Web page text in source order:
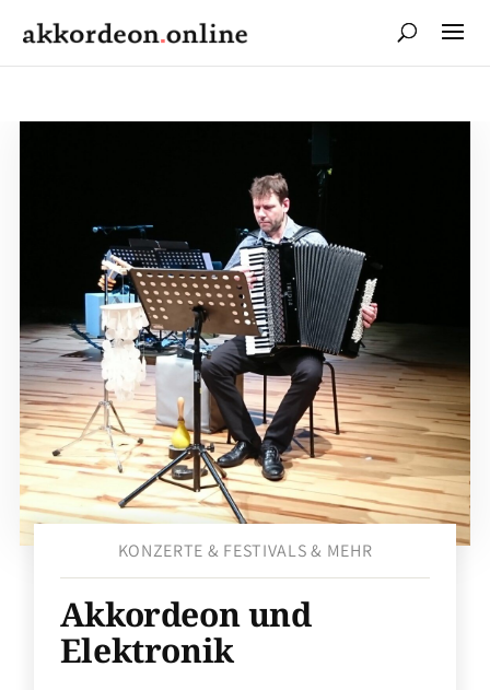
KONZERTE & FESTIVALS & MEHR
Akkordeon und
Elektronik